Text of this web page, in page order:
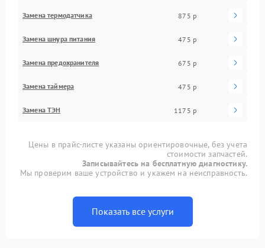
Замена термодатчика 875 р
Замена шнура питания 475 р
Замена предохранителя 675 р
Замена таймера 475 р
Замена ТЭН 1175 р
Цены в прайс-листе указаны ориентировочные, без учета
стоимости запчастей.
Записывайтесь на бесплатную диагностику.
Мы проверим ваше устройство и укажем на неисправность.
Показать все услуги